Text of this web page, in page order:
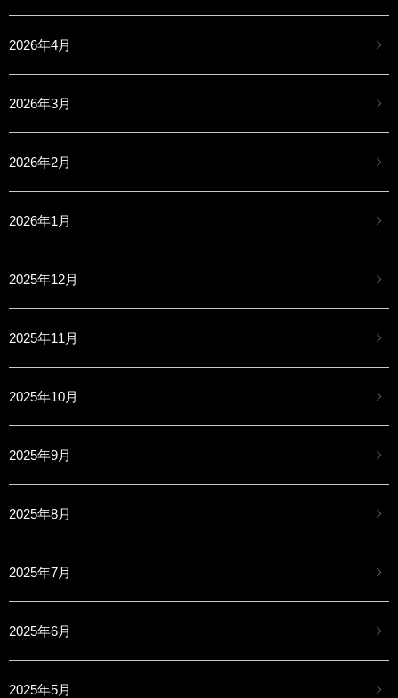
2026年4月
2026年3月
2026年2月
2026年1月
2025年12月
2025年11月
2025年10月
2025年9月
2025年8月
2025年7月
2025年6月
2025年5月